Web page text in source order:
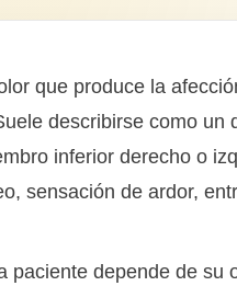
que produce la
describirse como un
inferior derecho o
sensación de ardor,
paciente depende de su